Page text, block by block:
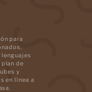
para
de
y
en línea a